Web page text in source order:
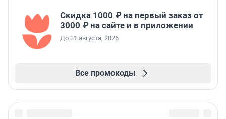
Скидка 1000 ₽ на первый заказ от
3000 ₽ на сайте и в приложении
До 31 августа, 2026
Все промокоды